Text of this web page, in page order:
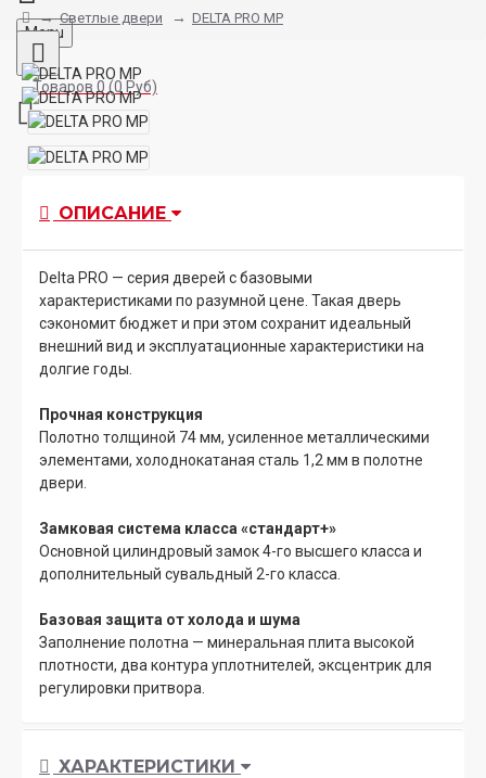
Menu
Товаров 0 (0 Руб)
Светлые двери DELTA PRO MP
ОПИСАНИЕ
Delta PRO — серия дверей с базовыми
характеристиками по разумной цене. Такая дверь
сэкономит бюджет и при этом сохранит идеальный
внешний вид и эксплуатационные характеристики на
долгие годы.
Прочная конструкция
Полотно толщиной 74 мм, усиленное металлическими
элементами, холоднокатаная сталь 1,2 мм в полотне
двери.
Замковая система класса «стандарт+»
Основной цилиндровый замок 4-го высшего класса и
дополнительный сувальдный 2-го класса.
Базовая защита от холода и шума
Заполнение полотна — минеральная плита высокой
плотности, два контура уплотнителей, эксцентрик для
регулировки притвора.
ХАРАКТЕРИСТИКИ